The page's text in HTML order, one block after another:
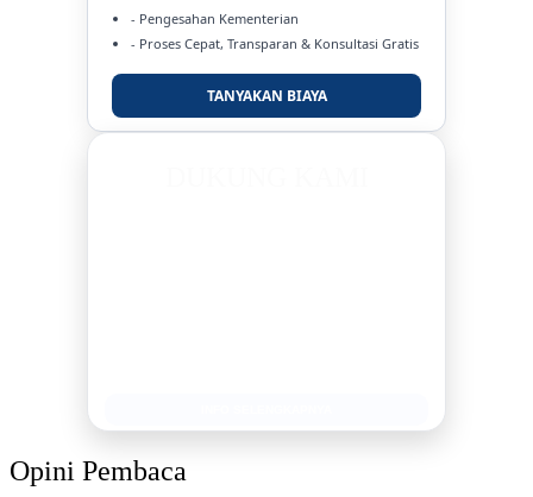
- Pengesahan Kementerian
- Proses Cepat, Transparan & Konsultasi Gratis
TANYAKAN BIAYA
Opini Pembaca